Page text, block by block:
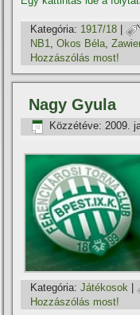
Kategória: 1917/18 |
NB1,Okos Béla,
Hozzászólás most!
Nagy Gyula
Közzétéve: 2009.
Kategória: Játékosok |
Hozzászólás most!